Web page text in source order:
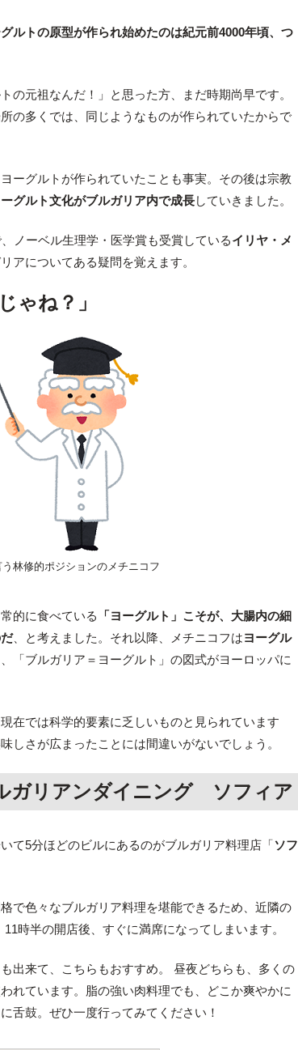
ルトの原型が作られ始めたのは紀元前4000年頃、つ
の元祖なんだ！」と思った方、まだ時期尚早です。
の多くでは、同じようなものが作られていたからで
ーグルトが作られていたことも事実。その後は宗教
ーグルト文化がブルガリア内で成長していきました。
ノーベル生理学・医学賞も受賞しているイリヤ・メ
アについてある疑問を覚えます。
ゃね？」
林修的ポジションのメチニコフ
的に食べている
「ヨーグルト」こそが、大腸内の細
、と考えました。それ以降、メチニコフはヨーグル
「ブルガリア＝ヨーグルト」の図式がヨーロッパに
在では科学的要素に乏しいものと見られています
しさが広まったことには間違いがないでしょう。
ガリアンダイニング ソフィア
て5分ほどのビルにあるのがブルガリア料理店「ソフ
で色々なブルガリア料理を堪能できるため、近隣の
時半の開店後、すぐに満席になってしまいます。
出来て、こちらもおすすめ。 昼夜どちらも、多くの
れています。脂の強い肉料理でも、どこか爽やかに
舌鼓。ぜひ一度行ってみてください！